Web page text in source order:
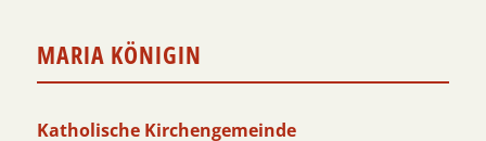
MARIA KÖNIGIN
Katholische Kirchengemeinde